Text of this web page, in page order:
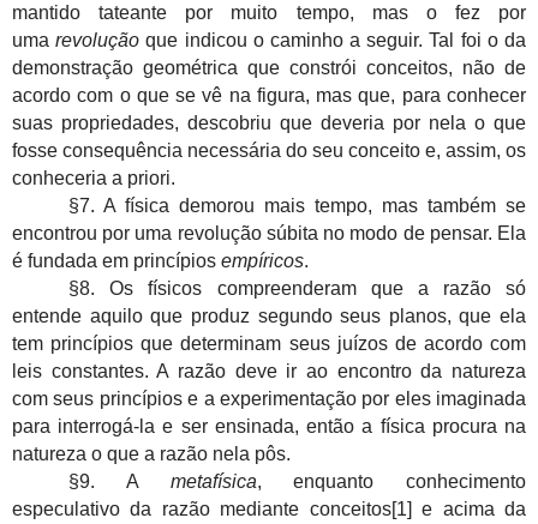
mantido tateante por muito tempo, mas o fez por
uma revolução que indicou o caminho a seguir. Tal foi o da
demonstração geométrica que constrói conceitos, não de
acordo com o que se vê na figura, mas que, para conhecer
suas propriedades, descobriu que deveria por nela o que
fosse consequência necessária do seu conceito e, assim, os
conheceria a priori.
§7. A física demorou mais tempo, mas também se
encontrou por uma revolução súbita no modo de pensar. Ela
é fundada em princípios empíricos.
§8. Os físicos compreenderam que a razão só
entende aquilo que produz segundo seus planos, que ela
tem princípios que determinam seus juízos de acordo com
leis constantes. A razão deve ir ao encontro da natureza
com seus princípios e a experimentação por eles imaginada
para interrogá-la e ser ensinada, então a física procura na
natureza o que a razão nela pôs.
§9. A metafísica, enquanto conhecimento
especulativo da razão mediante conceitos[1] e acima da